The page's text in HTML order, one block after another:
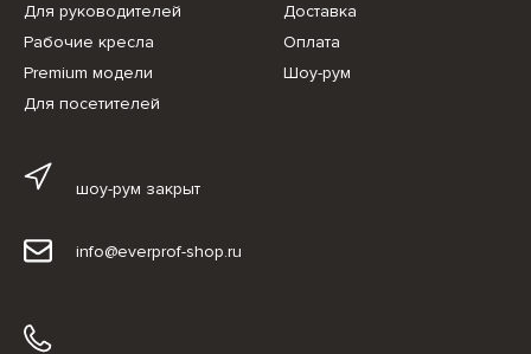
Для руководителей
Рабочие кресла
Premium модели
Для посетителей
Доставка
Оплата
Шоу-рум
шоу-рум закрыт
info@everprof-shop.ru